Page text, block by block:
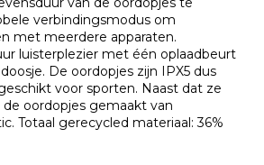
verbindingsmodus om
met meerdere apparaten.
luisterplezier met één oplaadbeurt
De oordopjes zijn IPX5 dus
voor sporten. Naast dat ze
de oordopjes gemaakt van
Totaal gerecycled materiaal: 36%